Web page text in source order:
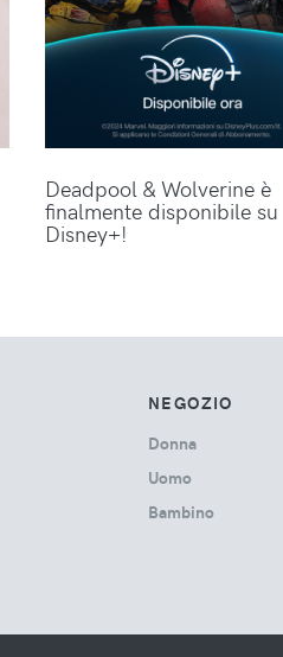
Deadpool & Wolverine è
finalmente disponibile su
Disney+!
NEGOZIO
Donna
Uomo
Bambino